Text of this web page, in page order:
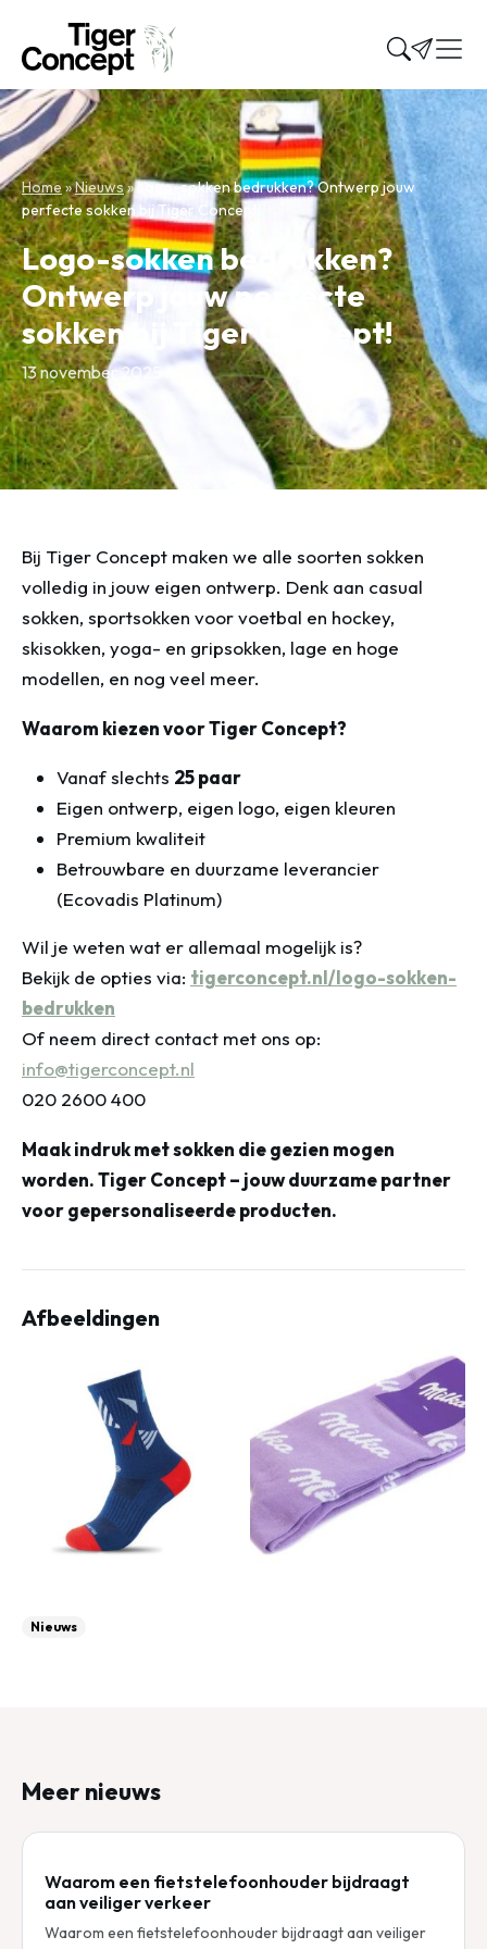
Home»Nieuws»Logo-sokken bedrukken? Ontwerp jouw
perfecte sokken bij Tiger Concept!
Logo-sokken bedrukken?
Ontwerp jouw perfecte
sokken bij Tiger Concept!
13 november 2025
Bij Tiger Concept maken we alle soorten sokken
volledig in jouw eigen ontwerp. Denk aan casual
sokken, sportsokken voor voetbal en hockey,
skisokken, yoga- en gripsokken, lage en hoge
modellen, en nog veel meer.
Waarom kiezen voor Tiger Concept?
Vanaf slechts 25 paar
Eigen ontwerp, eigen logo, eigen kleuren
Premium kwaliteit
Betrouwbare en duurzame leverancier
(Ecovadis Platinum)
Wil je weten wat er allemaal mogelijk is?
Bekijk de opties via: tigerconcept.nl/logo-sokken-
bedrukken
Of neem direct contact met ons op:
info@tigerconcept.nl
020 2600 400
Maak indruk met sokken die gezien mogen
worden. Tiger Concept – jouw duurzame partner
voor gepersonaliseerde producten.
Afbeeldingen
Nieuws
Meer nieuws
Waarom een fietstelefoonhouder bijdraagt
aan veiliger verkeer
Waarom een fietstelefoonhouder bijdraagt aan veiliger